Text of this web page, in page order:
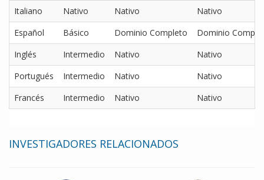
Italiano
Nativo Nativo
Nativo
Español
Básico Dominio Completo
Dominio
Inglés
Intermedio Nativo
Nativo
Portugués
Intermedio Nativo
Nativo
Francés
Intermedio Nativo Nativo
INVESTIGADORES RELACIONADOS